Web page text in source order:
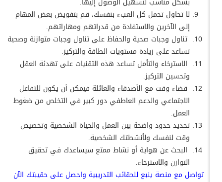
لا تحاول تحمل كل العبء بنفسك، قم بتفويض بعض المهام
إلى الآخرين والاستفادة من قدراتهم ومهاراتهم.
تناول وجبات صحية والحفاظ على تناول وجبات متوازنة وصحية
تساعد على زيادة مستويات الطاقة والتركيز.
الاسترخاء والتأمل تساعد هذه التقنيات على تهدئة العقل
وتحسين التركيز.
قضاء وقت مع الأصدقاء والعائلة فيمكن أن يكون للتفاعل
الاجتماعي والدعم العاطفي دور كبير في التخلص من ضغوط
العمل.
تحديد حدود واضحة بين العمل والحياة الشخصية وتخصيص
وقت لنفسك ولأنشطتك الشخصية.
البحث عن هواية أو نشاط ممتع سيساعدك في تحقيق
التوازن والاسترخاء.
تواصل مع منصة ينبع للحقائب التدريبية واحصل على حقيبتك الآن